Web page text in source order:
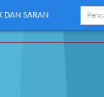
DAN SARAN